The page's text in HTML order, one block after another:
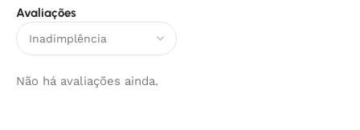
Avaliações
Não há avaliações ainda.